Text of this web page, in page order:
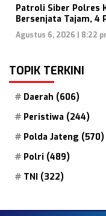
Patroli Siber Polres
Bersenjata Tajam, 4
Agustus 6, 2026 | 8:22
TOPIK TERKINI
Daerah (606)
Peristiwa (244)
Polda Jateng (570)
Polri (489)
TNI (322)